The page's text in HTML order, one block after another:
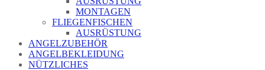
MONTAGEN
FLIEGENFISCHEN
AUSRÜSTUNG
ANGELZUBEHÖR
ANGELBEKLEIDUNG
NÜTZLICHES